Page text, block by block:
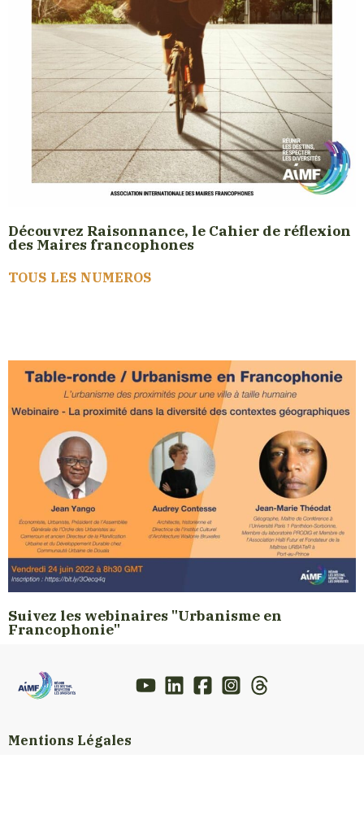
Découvrez Raisonnance, le Cahier de réflexion
des Maires francophones
TOUS LES NUMEROS
Suivez les webinaires "Urbanisme en
Francophonie"
Mentions Légales